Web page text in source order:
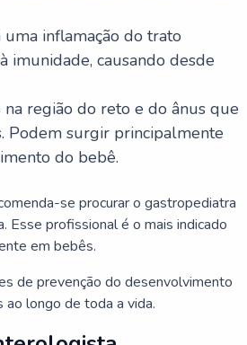
inflamação do trato
imunidade, causando desde
região do reto e do ânus que
Podem surgir principalmente
do bebê.
se procurar o gastropediatra
profissional é o mais indicado
em bebês.
de prevenção do desenvolvimento
longo de toda a vida.